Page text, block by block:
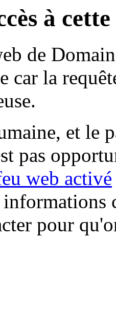
à
de
car la
et le
pas
web activé
pour